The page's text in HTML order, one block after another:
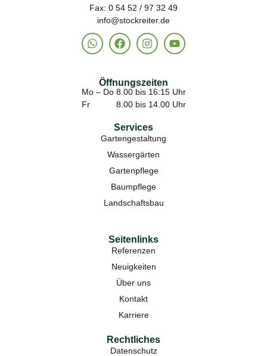
Fax: 0 54 52 / 97 32 49
info@stockreiter.de
Öffnungszeiten
Mo – Do 8.00 bis 16:15 Uhr
Fr 8.00 bis 14.00 Uhr
Services
Gartengestaltung
Wassergärten
Gartenpflege
Baumpflege
Landschaftsbau
Seitenlinks
Referenzen
Neuigkeiten
Über uns
Kontakt
Karriere
Rechtliches
Datenschutz